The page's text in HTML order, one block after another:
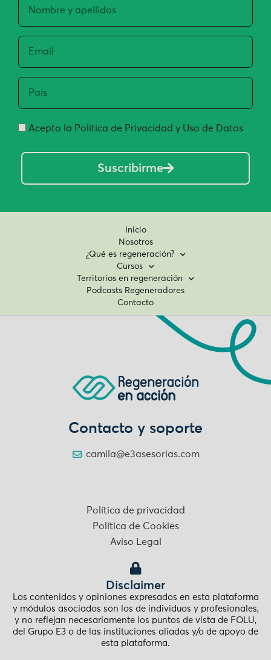
Acepto la Política de Privacidad y Uso de Datos
Suscribirme
Inicio
Nosotros
¿Qué es regeneración?
Cursos
Territorios en regeneración
Podcasts Regeneradores
Contacto
Contacto y soporte
camila@e3asesorias.com
Política de privacidad
Política de Cookies
Aviso Legal
Disclaimer
Los contenidos y opiniones expresados en esta plataforma
y módulos asociados son los de individuos y profesionales,
y no reflejan necesariamente los puntos de vista de FOLU,
del Grupo E3 o de las instituciones aliadas y/o de apoyo de
esta plataforma.